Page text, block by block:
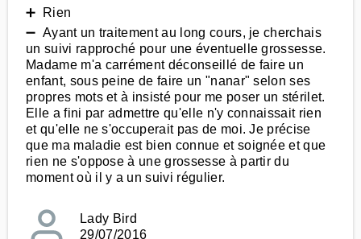
➕ Rien
➖ Ayant un traitement au long cours, je cherchais
un suivi rapproché pour une éventuelle grossesse.
Madame m'a carrément déconseillé de faire un
enfant, sous peine de faire un "nanar" selon ses
propres mots et à insisté pour me poser un stérilet.
Elle a fini par admettre qu'elle n'y connaissait rien
et qu'elle ne s'occuperait pas de moi. Je précise
que ma maladie est bien connue et soignée et que
rien ne s'oppose à une grossesse à partir du
moment où il y a un suivi régulier.
Lady Bird
29/07/2016